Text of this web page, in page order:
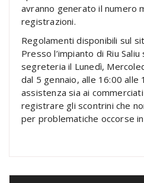
avranno generato il numero
registrazioni.
Regolamenti disponibili sul
Presso l’impianto di Riu
segreteria il Lunedì,
dal 5 gennaio, alle 16:00 alle
assistenza sia ai
registrare gli scontrini che
per problematiche occorse